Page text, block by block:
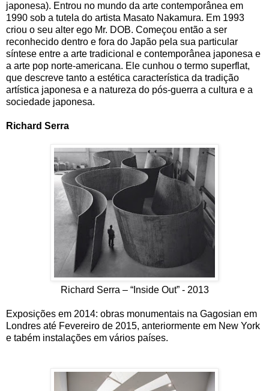
japonesa). Entrou no mundo da arte contemporânea em
1990 sob a tutela do artista Masato Nakamura. Em 1993
criou o seu alter ego Mr. DOB. Começou então a ser
reconhecido dentro e fora do Japão pela sua particular
síntese entre a arte tradicional e contemporânea japonesa e
a arte pop norte-americana. Ele cunhou o termo superflat,
que descreve tanto a estética característica da tradição
artística japonesa e a natureza do pós-guerra a cultura e a
sociedade japonesa.
Richard Serra
Richard Serra – “Inside Out” - 2013
Exposições em 2014: obras monumentais na Gagosian em
Londres até Fevereiro de 2015, anteriormente em New York
e tabém instalações em vários países.